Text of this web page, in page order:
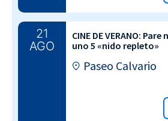
21
AGO
CINE DE VERANO:
uno 5 «nido repleto»
Paseo Calvario